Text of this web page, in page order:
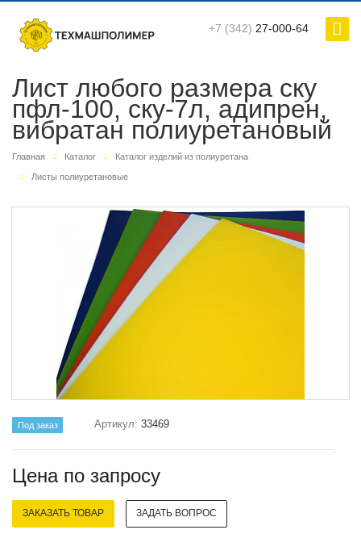
+7 (342) 27-000-64
Лист любого размера ску
пфл-100, ску-7л, адипрен,
вибратан полиуретановый
Главная Каталог Каталог изделий из полиуретана
Листы полиуретановые
Под заказ Артикул:33469
Цена по запросу
ЗАКАЗАТЬ ТОВАР ЗАДАТЬ ВОПРОС